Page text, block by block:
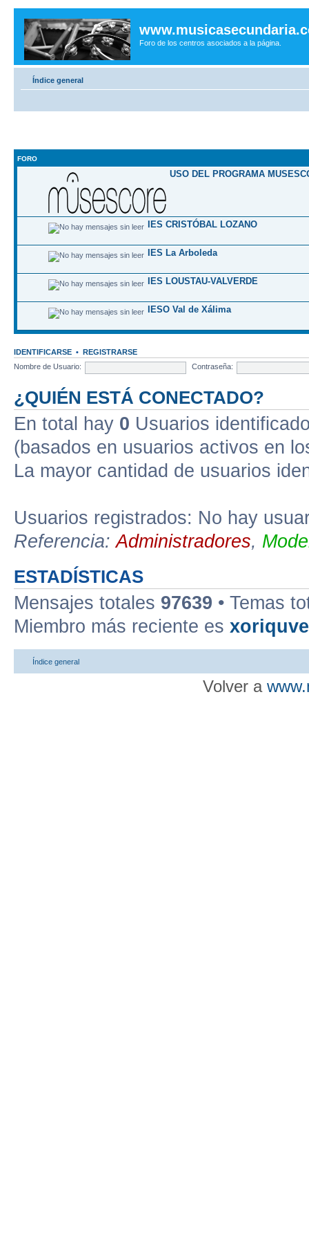
Foro de los centros asociados a la página.
Índice general
FORO
USO DEL PROGRAMA
IES CRISTÓBAL LOZANO
IES La Arboleda
IES LOUSTAU-VALVERDE
IESO Val de Xálima
IDENTIFICARSE • REGISTRARSE
Nombre de Usuario:
Contraseña:
¿QUIÉN ESTÁ CONECTADO?
En total hay 0 Usuarios
(basados en usuarios activos en
La mayor cantidad de usuarios
Usuarios registrados: No hay
Referencia:Administradores,
ESTADÍSTICAS
Mensajes totales 97639 • Temas
Miembro más reciente es
Índice general
Volver a